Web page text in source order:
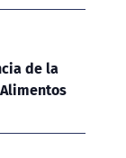
de
vistas
de la